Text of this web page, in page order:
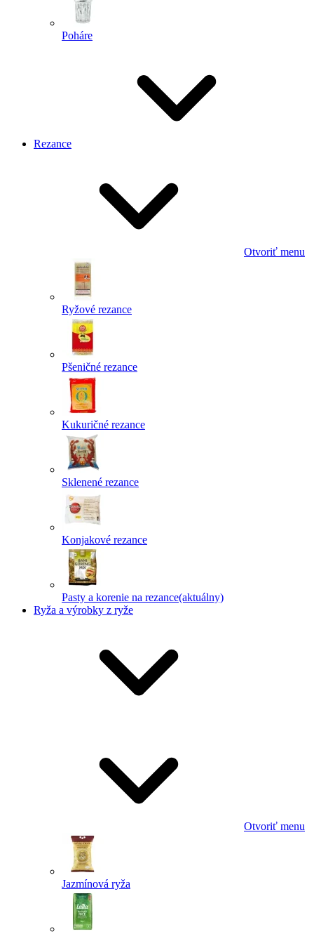
Poháre
Rezance
Otvoriť menu
Ryžové rezance
Pšeničné rezance
Kukuričné rezance
Sklenené rezance
Konjakové rezance
Pasty a korenie na rezance(aktuálny)
Ryža a výrobky z ryže
Otvoriť menu
Jazmínová ryža